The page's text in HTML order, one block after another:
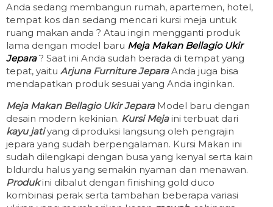
Anda sedang membangun rumah, apartemen, hotel,
tempat kos dan sedang mencari kursi meja untuk
ruang makan anda ? Atau ingin mengganti produk
lama dengan model baru Meja Makan Bellagio Ukir
Jepara? Saat ini Anda sudah berada di tempat yang
tepat, yaitu Arjuna Furniture JeparaAnda juga bisa
mendapatkan produk sesuai yang Anda inginkan.
Meja Makan Bellagio Ukir Jepara Model baru dengan
desain modern kekinian. Kursi Mejaini terbuat dari
kayu jatiyang diproduksi langsung oleh pengrajin
jepara yang sudah berpengalaman. Kursi Makan ini
sudah dilengkapi dengan busa yang kenyal serta kain
bldurdu halus yang semakin nyaman dan menawan.
Produkini dibalut dengan finishing gold duco
kombinasi perak serta tambahan beberapa variasi